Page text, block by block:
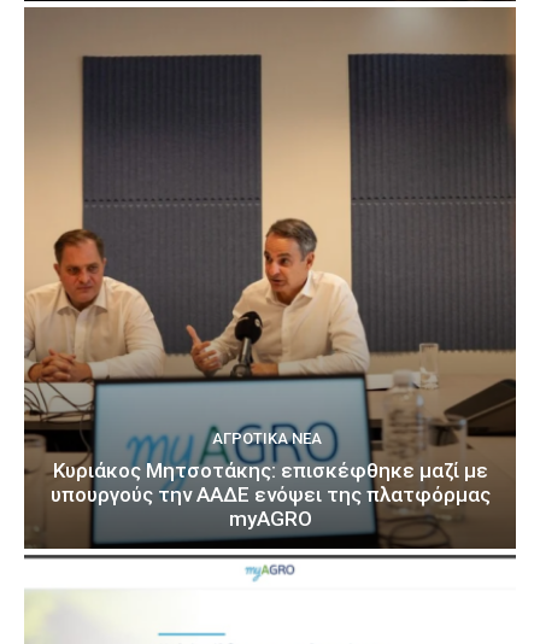
ΑΓΡΟΤΙΚΆ ΝΈΑ
Κυριάκος Μητσοτάκης: επισκέφθηκε μαζί με
υπουργούς την ΑΑΔΕ ενόψει της πλατφόρμας
myAGRO